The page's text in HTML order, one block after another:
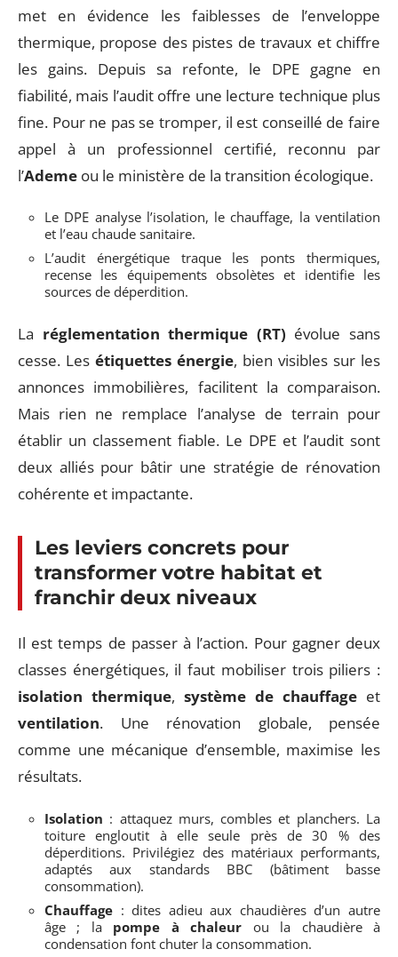
met en évidence les faiblesses de l’enveloppe
thermique, propose des pistes de travaux et chiffre
les gains. Depuis sa refonte, le DPE gagne en
fiabilité, mais l’audit offre une lecture technique plus
fine. Pour ne pas se tromper, il est conseillé de faire
appel à un professionnel certifié, reconnu par
l’Ademe ou le ministère de la transition écologique.
Le DPE analyse l’isolation, le chauffage, la ventilation
et l’eau chaude sanitaire.
L’audit énergétique traque les ponts thermiques,
recense les équipements obsolètes et identifie les
sources de déperdition.
La réglementation thermique (RT) évolue sans
cesse. Les étiquettes énergie, bien visibles sur les
annonces immobilières, facilitent la comparaison.
Mais rien ne remplace l’analyse de terrain pour
établir un classement fiable. Le DPE et l’audit sont
deux alliés pour bâtir une stratégie de rénovation
cohérente et impactante.
Les leviers concrets pour
transformer votre habitat et
franchir deux niveaux
Il est temps de passer à l’action. Pour gagner deux
classes énergétiques, il faut mobiliser trois piliers :
isolation thermique, système de chauffage et
ventilation. Une rénovation globale, pensée
comme une mécanique d’ensemble, maximise les
résultats.
Isolation : attaquez murs, combles et planchers. La
toiture engloutit à elle seule près de 30 % des
déperditions. Privilégiez des matériaux performants,
adaptés aux standards BBC (bâtiment basse
consommation).
Chauffage : dites adieu aux chaudières d’un autre
âge ; la pompe à chaleur ou la chaudière à
condensation font chuter la consommation.